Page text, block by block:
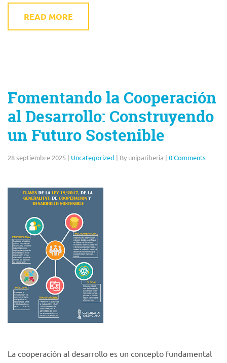
READ MORE
Fomentando la Cooperación
al Desarrollo: Construyendo
un Futuro Sostenible
28 septiembre 2025 | Uncategorized | By unipariberia | 0 Comments
La cooperación al desarrollo es un concepto fundamental